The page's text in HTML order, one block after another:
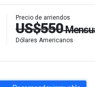
Precio de arriendos
US$550
Dólares Americanos